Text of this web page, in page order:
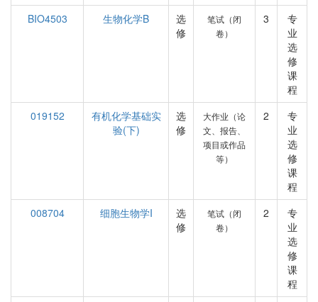
BIO4503
生物化学B
选
修
笔试（闭
卷）
3
专
业
选
修
课
程
019152
有机化学基础实
验(下)
选
修
大作业（论
文、报告、
项目或作品
等）
2
专
业
选
修
课
程
008704
细胞生物学I
选
修
笔试（闭
卷）
2
专
业
选
修
课
程